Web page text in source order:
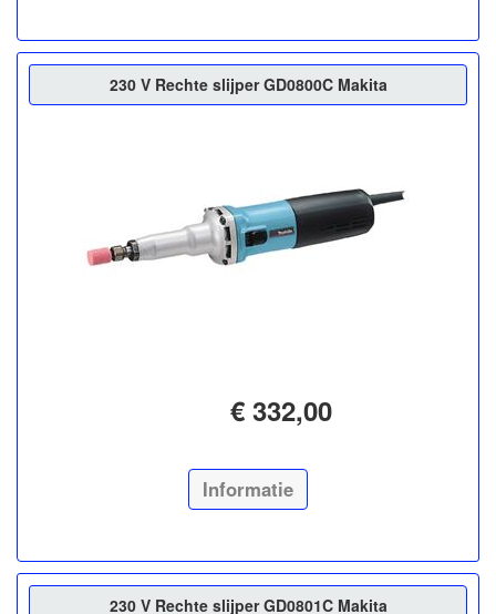
230 V Rechte slijper GD0800C Makita
€ 332,00
Informatie
230 V Rechte slijper GD0801C Makita